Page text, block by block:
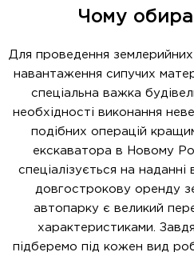
Чому
Для проведення землерийних
навантаження сипучих
спеціальна важка
необхідності виконання
подібних операцій
екскаватора в Новому
спеціалізується на
довгострокову оренду
автопарку є великий
характеристиками.
підберемо під кожен вид